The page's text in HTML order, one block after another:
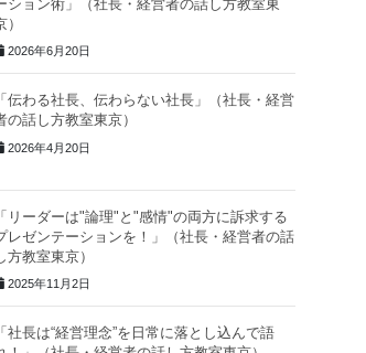
ション術」（社長・経営者の話し方教室東
）
2026年6月20日
「伝わる社長、伝わらない社長」（社長・経営
の話し方教室東京）
2026年4月20日
「リーダーは"論理"と"感情"の両方に訴求する
レゼンテーションを！」（社長・経営者の話
方教室東京）
2025年11月2日
「社長は“経営理念”を日常に落とし込んで語